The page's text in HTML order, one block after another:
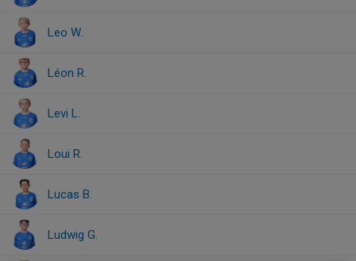
Leo W.
Léon R.
Levi L.
Loui R.
Lucas B.
Ludwig G.